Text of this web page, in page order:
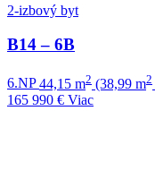
2-izbový byt
B14 – 6B
6.NP 44,15 m2 (38,99 m2
165 990 € Viac